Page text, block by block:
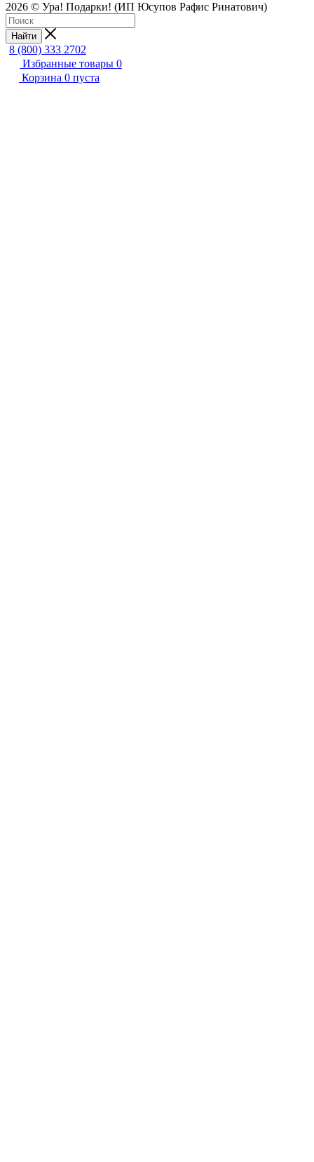
2026 © Ура! Подарки! (ИП Юсупов Рафис Ринатович)
Найти
8 (800) 333 2702
Избранные товары 0
Корзина 0 пуста